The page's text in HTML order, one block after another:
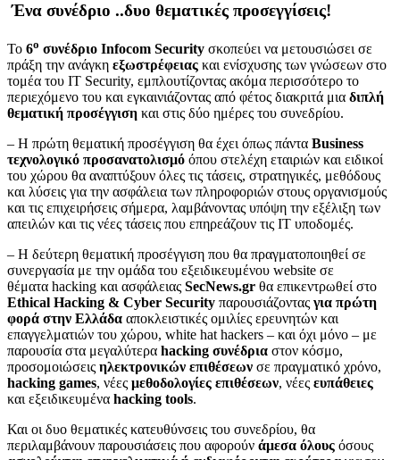
Ένα συνέδριο ..δυο θεματικές προσεγγίσεις!
Το 6ο συνέδριο Infocom Security σκοπεύει να μετουσιώσει σε
πράξη την ανάγκη εξωστρέφειας και ενίσχυσης των γνώσεων στο
τομέα του IT Security, εμπλουτίζοντας ακόμα περισσότερο το
περιεχόμενο του και εγκαινιάζοντας από φέτος διακριτά μια διπλή
θεματική προσέγγιση και στις δύο ημέρες του συνεδρίου.
– Η πρώτη θεματική προσέγγιση θα έχει όπως πάντα Business
τεχνολογικό προσανατολισμό όπου στελέχη εταιριών και ειδικοί
του χώρου θα αναπτύξουν όλες τις τάσεις, στρατηγικές, μεθόδους
και λύσεις για την ασφάλεια των πληροφοριών στους οργανισμούς
και τις επιχειρήσεις σήμερα, λαμβάνοντας υπόψη την εξέλιξη των
απειλών και τις νέες τάσεις που επηρεάζουν τις IT υποδομές.
– Η δεύτερη θεματική προσέγγιση που θα πραγματοποιηθεί σε
συνεργασία με την ομάδα του εξειδικευμένου website σε
θέματα hacking και ασφάλειας SecNews.gr θα επικεντρωθεί στο
Ethical Hacking & Cyber Security παρουσιάζοντας για πρώτη
φορά στην Ελλάδα αποκλειστικές ομιλίες ερευνητών και
επαγγελματιών του χώρου, white hat hackers – και όχι μόνο – με
παρουσία στα μεγαλύτερα hacking συνέδρια στον κόσμο,
προσομοιώσεις ηλεκτρονικών επιθέσεων σε πραγματικό χρόνο,
hacking games, νέες μεθοδολογίες επιθέσεων, νέες ευπάθειες
και εξειδικευμένα hacking tools.
Και οι δυο θεματικές κατευθύνσεις του συνεδρίου, θα
περιλαμβάνουν παρουσιάσεις που αφορούν άμεσα όλους όσους